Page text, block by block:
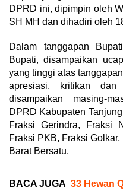
DPRD ini, dipimpin oleh
SH MH dan dihadiri oleh
Dalam tanggapan
Bupati, disampaikan
yang tinggi atas
apresiasi, kritikan
disampaikan masing-
DPRD Kabupaten
Fraksi Gerindra, Fraksi
Fraksi PKB, Fraksi
Barat Bersatu.
BACA JUGA 33 Hewan